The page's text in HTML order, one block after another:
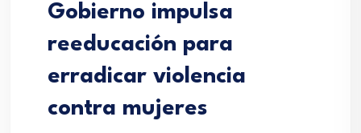
Gobierno impulsa
reeducación para
erradicar violencia
contra mujeres